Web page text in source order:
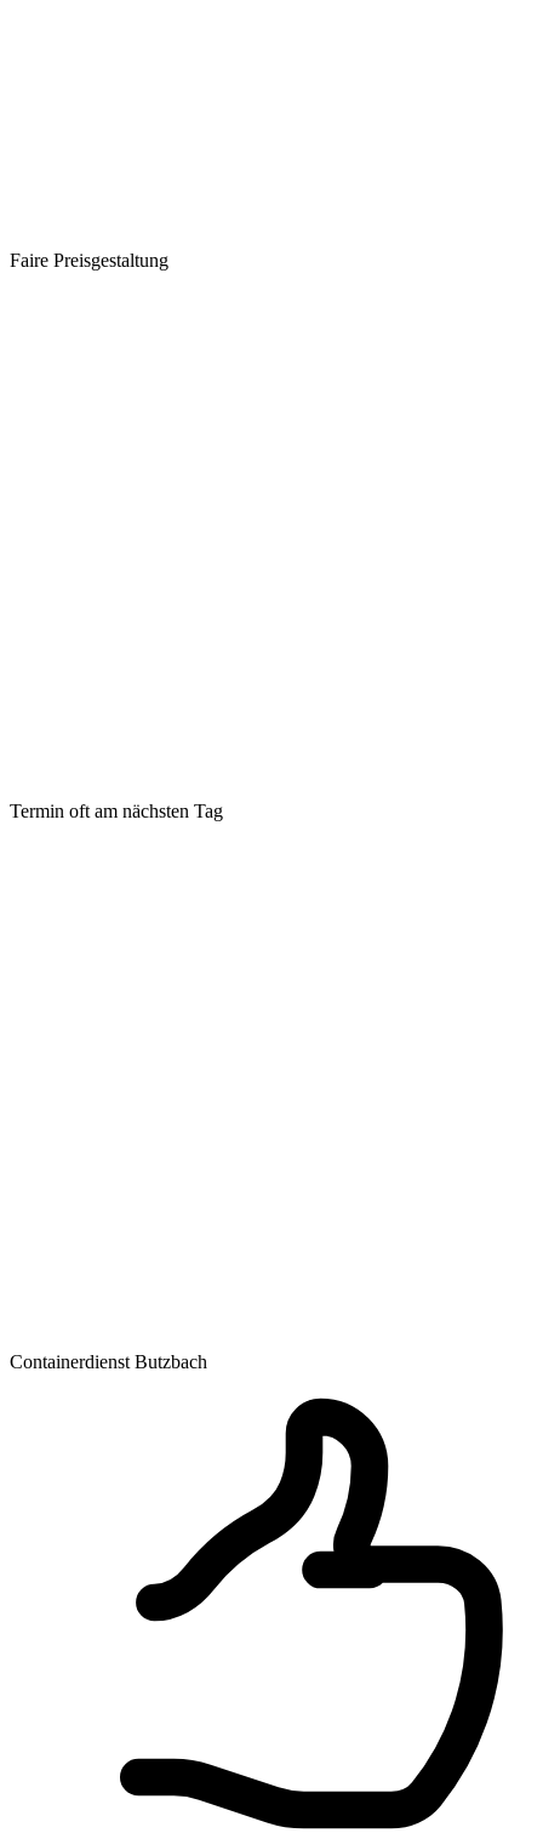
Faire Preisgestaltung
Termin oft am nächsten Tag
Containerdienst Butzbach